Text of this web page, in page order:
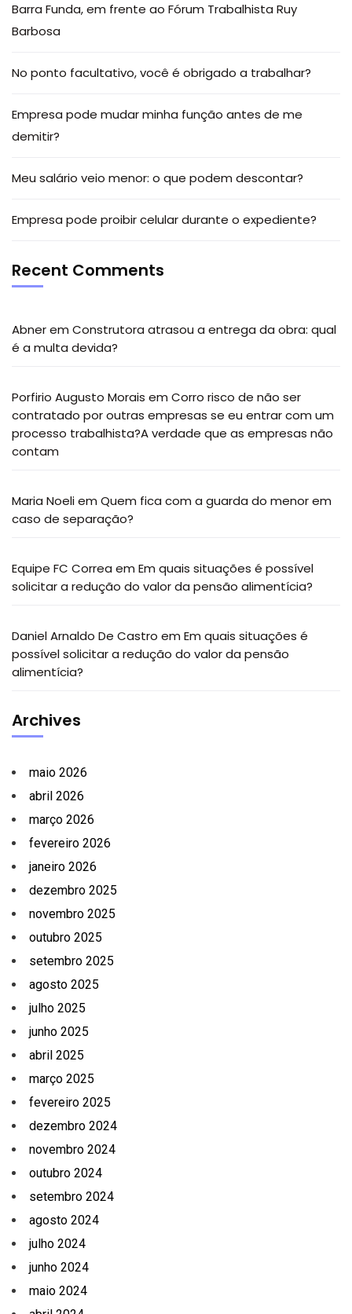
Barra Funda, em frente ao Fórum Trabalhista Ruy
Barbosa
No ponto facultativo, você é obrigado a trabalhar?
Empresa pode mudar minha função antes de me
demitir?
Meu salário veio menor: o que podem descontar?
Empresa pode proibir celular durante o expediente?
Recent Comments
Abnerem Construtora atrasou a entrega da obra: qual
é a multa devida?
Porfirio Augusto Morais em Corro risco de não ser
contratado por outras empresas se eu entrar com um
processo trabalhista?A verdade que as empresas não
contam
Maria Noeliem Quem fica com a guarda do menor em
caso de separação?
Equipe FC Correa em Em quais situações é possível
solicitar a redução do valor da pensão alimentícia?
Daniel Arnaldo De Castro em Em quais situações é
possível solicitar a redução do valor da pensão
alimentícia?
Archives
maio 2026
abril 2026
março 2026
fevereiro 2026
janeiro 2026
dezembro 2025
novembro 2025
outubro 2025
setembro 2025
agosto 2025
julho 2025
junho 2025
abril 2025
março 2025
fevereiro 2025
dezembro 2024
novembro 2024
outubro 2024
setembro 2024
agosto 2024
julho 2024
junho 2024
maio 2024